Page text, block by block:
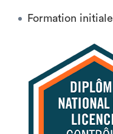
Formation initiale